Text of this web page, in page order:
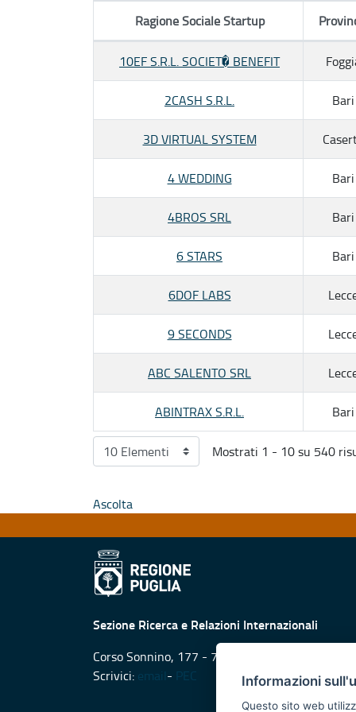
Ragione Sociale Startup
10EF S.R.L. SOCIET� BENEFIT
2CASH S.R.L. Bari
3D VIRTUAL SYSTEM
4 WEDDING Bari
4BROS SRL Bari
6 STARS Bari
6DOF LABS
9 SECONDS
ABC SALENTO SRL
ABINTRAX S.R.L. Bari
Mostrati 1 - 10 su 540
Ascolta
Sezione Ricerca e Relazioni Internazionali
Corso Sonnino, 177 - 70121 Bari
Scrivici: email - PEC Informazioni
Questo sito web